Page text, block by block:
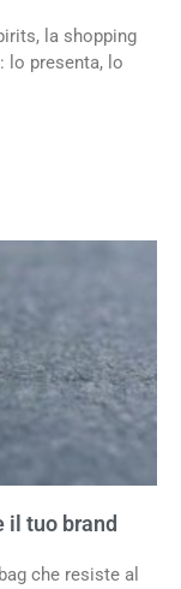
la shopping
lo presenta, lo
il tuo brand
che resiste al